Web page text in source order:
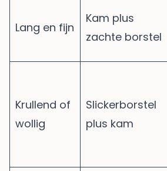
Lang en fijn
Kam plus
zachte borstel
Krullend of
wollig
Slickerborstel
plus kam